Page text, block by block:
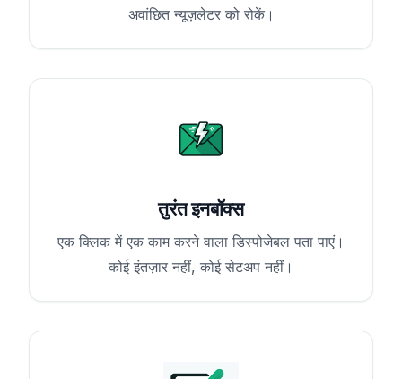
अवांछित न्यूज़लेटर को रोकें।
तुरंत इनबॉक्स
एक क्लिक में एक काम करने वाला डिस्पोजेबल पता पाएं।
कोई इंतज़ार नहीं, कोई सेटअप नहीं।